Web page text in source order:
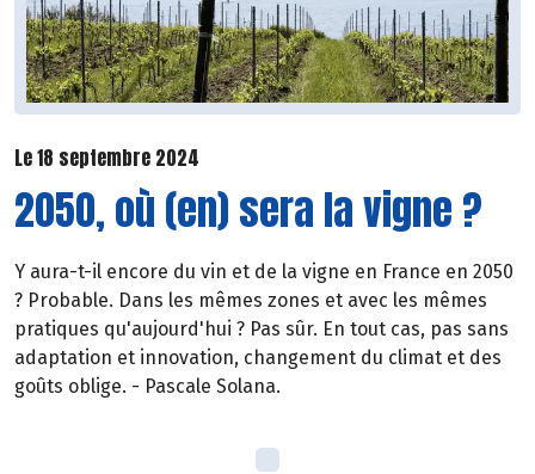
Le 18 septembre 2024
2050, où (en) sera la vigne ?
Y aura-t-il encore du vin et de la vigne en France en 2050
? Probable. Dans les mêmes zones et avec les mêmes
pratiques qu'aujourd'hui ? Pas sûr. En tout cas, pas sans
adaptation et innovation, changement du climat et des
goûts oblige. - Pascale Solana.